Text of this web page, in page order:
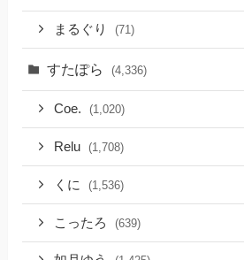
まるぐり (71)
すたぽら (4,336)
Coe. (1,020)
Relu (1,708)
くに (1,536)
こったろ (639)